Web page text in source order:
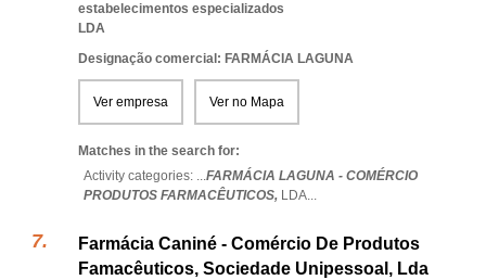
estabelecimentos especializados
LDA
Designação comercial: FARMÁCIA LAGUNA
Ver empresa Ver no Mapa
Matches in the search for:
Activity categories: ...FARMÁCIA LAGUNA - COMÉRCIO
PRODUTOS FARMACÊUTICOS, LDA...
Farmácia Caniné - Comércio De Produtos
Famacêuticos, Sociedade Unipessoal, Lda